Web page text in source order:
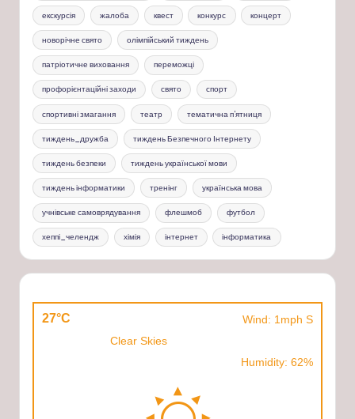
екскурсія жалоба квест конкурс концерт
новорічне свято олімпійський тиждень
патріотичне виховання переможці
профорієнтаційні заходи свято спорт
спортивні змагання театр тематична п'ятниця
тиждень_дружба тиждень Безпечного Інтернету
тиждень безпеки тиждень української мови
тиждень інформатики тренінг українська мова
учнівське самоврядування флешмоб футбол
хеппі_челендж хімія інтернет інформатика
27°C
Wind: 1mph S
Clear Skies
Humidity: 62%